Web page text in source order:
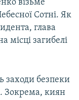
візьме
Сотні. Як
глава
місці загибелі
заходи безпеки
Зокрема, киян